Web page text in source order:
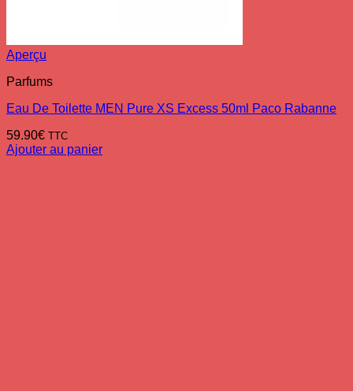
Aperçu
Parfums
Eau De Toilette MEN Pure XS Excess 50ml Paco Rabanne
59.90€ TTC
Ajouter au panier